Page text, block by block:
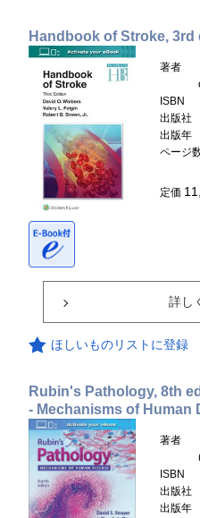
Handbook of Stroke, 3rd
著者
ISBN
出版社
出版年
ページ
定価
詳し
ほしいものリストに登録
Rubin's Pathology, 8th
- Mechanisms of Human
著者
ISBN
出版社
出版年